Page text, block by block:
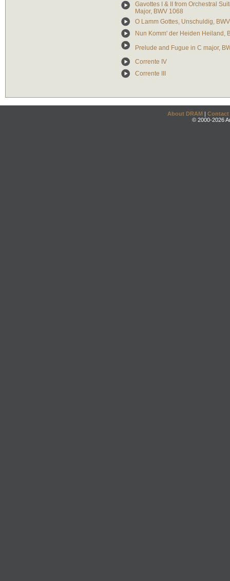
Gavottes I & II from Orchestral
Major, BWV 1068
O Lamm Gottes, Unschuldig,
Nun Komm' der Heiden Heiland,
Prelude and Fugue in C major,
Corrente IV
Corrente III
About DRAM | Contact
© 2000-2026